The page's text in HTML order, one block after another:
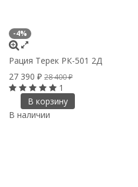
-4%
Рация Терек РК-501 2Д
27 390 ₽ 28 400₽
1
В корзину
В наличии